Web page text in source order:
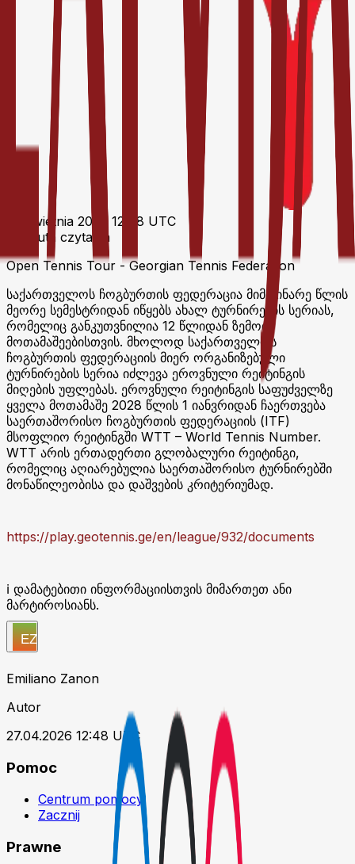
27 kwietnia 2026 12:48 UTC
1 minuta czytania
Open Tennis Tour - Georgian Tennis Federation
საქართველოს ჩოგბურთის ფედერაცია მიმდინარე წლის
მეორე სემესტრიდან იწყებს ახალ ტურნირების სერიას,
რომელიც განკუთვნილია 12 წლიდან ზემოთ
მოთამაშეებისთვის. მხოლოდ საქართველოს
ჩოგბურთის ფედერაციის მიერ ორგანიზებული
ტურნირების სერია იძლევა ეროვნული რეიტინგის
მიღების უფლებას. ეროვნული რეიტინგის საფუძველზე
ყველა მოთამაშე 2028 წლის 1 იანვრიდან ჩაერთვება
საერთაშორისო ჩოგბურთის ფედერაციის (ITF)
მსოფლიო რეიტინგში WTT – World Tennis Number.
WTT არის ერთადერთი გლობალური რეიტინგი,
რომელიც აღიარებულია საერთაშორისო ტურნირებში
მონაწილეობისა და დაშვების კრიტერიუმად.
https://play.geotennis.ge/en/league/932/documents
ℹ️ დამატებითი ინფორმაციისთვის მიმართეთ ანი
მარტიროსიანს.
Emiliano Zanon
Autor
27.04.2026 12:48 UTC
Pomoc
Centrum pomocy
Zacznij
Prawne